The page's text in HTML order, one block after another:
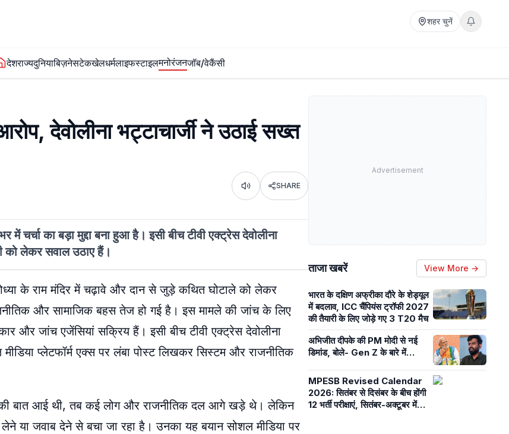
शहर चुनें
देशराज्यदुनियाबिज़नेसटेकखेलधर्मलाइफस्टाइलमनोरंजनजॉब/वेकैंसी
देवोलीना भट्टाचार्जी ने उठाई सख्त
Listen SHARE
चर्चा का बड़ा मुद्दा बना हुआ है। इसी बीच टीवी एक्ट्रेस देवोलीना
को लेकर सवाल उठाए हैं।
के राम मंदिर में चढ़ावे और दान से जुड़े कथित घोटाले को लेकर
और सामाजिक बहस तेज हो गई है। इस मामले की जांच के लिए
और जांच एजेंसियां सक्रिय हैं। इसी बीच टीवी एक्ट्रेस देवोलीना
मीडिया प्लेटफॉर्म एक्स पर लंबा पोस्ट लिखकर सिस्टम और राजनीतिक
की बात आई थी, तब कई लोग और राजनीतिक दल आगे खड़े थे। लेकिन
या जवाब देने से बचा जा रहा है। उनका यह बयान सोशल मीडिया पर
Advertisement
ताजा खबरें View More →
भारत के दक्षिण अफ्रीका दौरे के शेड्यूल
में बदलाव, ICC चैंपियंस ट्रॉफी 2027
की तैयारी के लिए जोड़े गए 3 T20 मैच
अभिजीत दीपके की PM मोदी से नई
डिमांड, बोले- Gen Z के बारे में…
MPESB Revised Calendar
2026: सितंबर से दिसंबर के बीच होंगी
12 भर्ती परीक्षाएं, सितंबर-अक्टूबर में